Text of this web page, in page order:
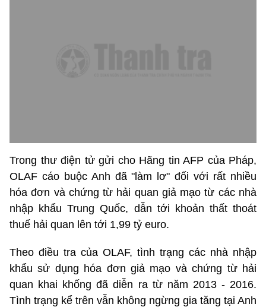
Trong thư điện tử gửi cho Hãng tin AFP của Pháp,
OLAF cáo buộc Anh đã "làm lơ" đối với rất nhiều
hóa đơn và chứng từ hải quan giả mạo từ các nhà
nhập khẩu Trung Quốc, dẫn tới khoản thất thoát
thuế hải quan lên tới 1,99 tỷ euro.
Theo điều tra của OLAF, tình trạng các nhà nhập
khẩu sử dụng hóa đơn giả mạo và chứng từ hải
quan khai khống đã diễn ra từ năm 2013 - 2016.
Tình trạng kể trên vẫn không ngừng gia tăng tại Anh